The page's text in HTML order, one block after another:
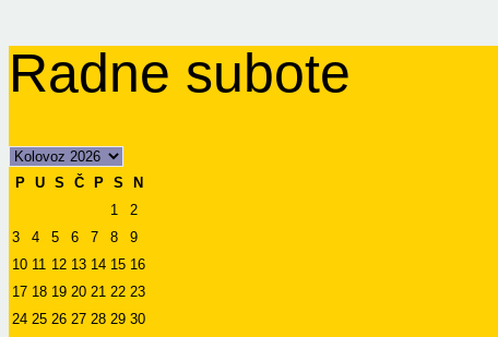
Radne subote
P U S Č P S
N
1
2
3
4 5 6 7 8
9
10 11 12 13 14 15 16
17 18 19 20 21 22 23
24 25 26 27 28 29 30